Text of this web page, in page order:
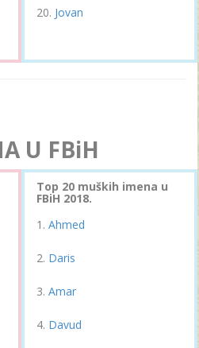
Jovan
U FBiH
Top 20 muških imena u
FBiH 2018.
Ahmed
Daris
Amar
Davud